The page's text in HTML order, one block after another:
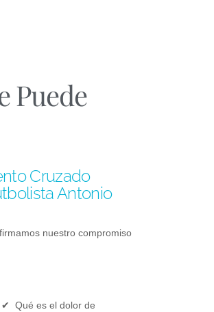
Puede
Cruzado
Antonio
nuestro compromiso
✔ Qué es el dolor de